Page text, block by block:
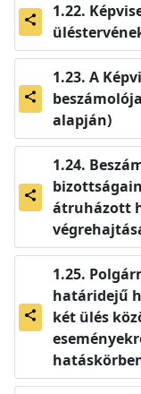
share
share
A
alapján)
share
átruházott
share
határidejű
két ülés